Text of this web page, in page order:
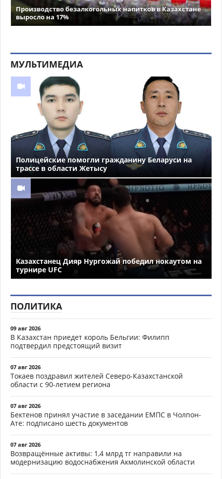
Производство безалкогольных напитков в Казахстане
выросло на 17%
МУЛЬТИМЕДИА
Полицейские помогли гражданину Беларуси на
трассе в области Жетысу
Казахстанец Дияр Нургожай победил нокаутом на
турнире UFC
ПОЛИТИКА
09 авг 2026
В Казахстан приедет король Бельгии: Филипп
подтвердил предстоящий визит
07 авг 2026
Токаев поздравил жителей Северо-Казахстанской
области с 90-летием региона
07 авг 2026
Бектенов принял участие в заседании ЕМПС в Чолпон-
Ате: подписано шесть документов
07 авг 2026
Возвращённые активы: 1,4 млрд тг направили на
модернизацию водоснабжения Акмолинской области